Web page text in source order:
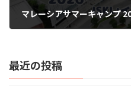
最近の投稿